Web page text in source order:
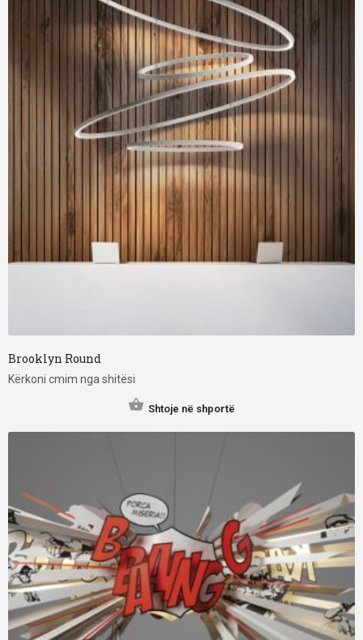
Brooklyn Round
Kërkoni cmim nga shitësi
Shtoje në shportë